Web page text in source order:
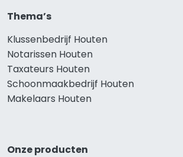
Thema’s
Klussenbedrijf Houten
Notarissen Houten
Taxateurs Houten
Schoonmaakbedrijf Houten
Makelaars Houten
Onze producten